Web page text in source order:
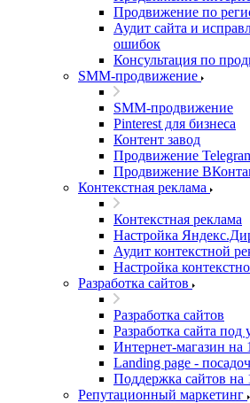
Продвижение по
Аудит сайта и
ошибок
Консультация по
SMM-продвижение
SMM-продвижение
Pinterest для бизнеса
Контент завод
Продвижение
Продвижение
Контекстная реклама
Контекстная реклама
Настройка
Аудит контекстной
Настройка
Разработка сайтов
Разработка сайтов
Разработка сайта
Интернет-магазин на
Landing page -
Поддержка сайтов на
Репутационный маркетинг